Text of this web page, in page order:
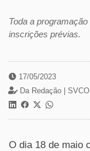
Toda a
inscrições prévias.
17/05/2023
Da Redação |
O dia 18 de maio